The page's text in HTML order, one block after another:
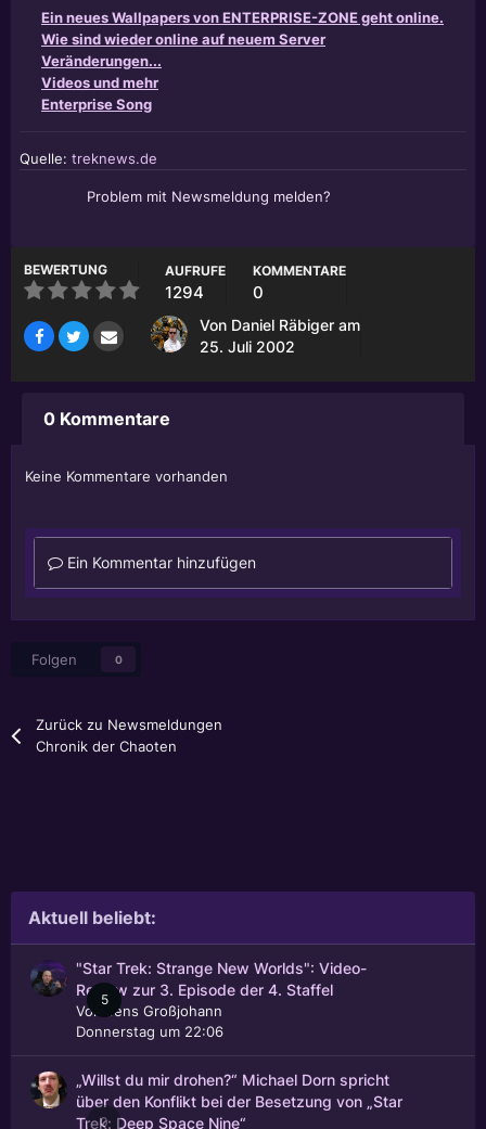
Ein neues Wallpapers von ENTERPRISE-ZONE geht online.
Wie sind wieder online auf neuem Server
Veränderungen...
Videos und mehr
Enterprise Song
Quelle: treknews.de
Problem mit Newsmeldung melden?
BEWERTUNG AUFRUFE
1294
KOMMENTARE
0
Von Daniel Räbiger am
25. Juli 2002
0 Kommentare
Keine Kommentare vorhanden
Ein Kommentar hinzufügen
Folgen 0
Zurück zu Newsmeldungen
Chronik der Chaoten
Aktuell beliebt:
5
"Star Trek: Strange New Worlds": Video-
Review zur 3. Episode der 4. Staffel
Von
Jens Großjohann
Donnerstag um 22:06
0
„Willst du mir drohen?“ Michael Dorn spricht
über den Konflikt bei der Besetzung von „Star
Trek: Deep Space Nine“